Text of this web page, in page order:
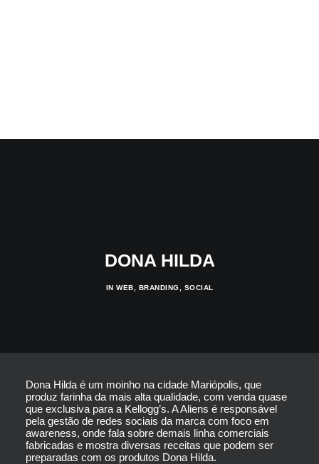
DONA HILDA
IN WEB BRANDING SOCIAL
Dona Hilda é um moinho na cidade Mariópolis, que
produz farinha da mais alta qualidade, com venda quase
que exclusiva para a Kellogg’s. A Aliens é responsável
pela gestão de redes sociais da marca com foco em
awareness, onde fala sobre demais linha comerciais
fabricadas e mostra diversas receitas que podem ser
preparadas com os produtos Dona Hilda.